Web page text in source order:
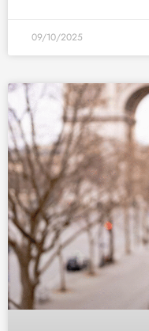
09/10/2025